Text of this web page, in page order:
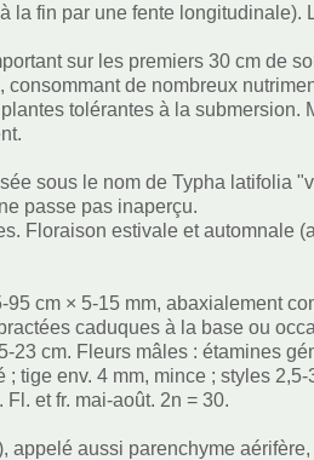
la fin par une fente longitudinale).
sur les premiers 30 cm de
de nombreux
tolérantes à la submersion.
sous le nom de Typha latifolia
passe pas inaperçu.
Floraison estivale et automnale
cm × 5-15 mm, abaxialement
caduques à la base ou
cm. Fleurs mâles : étamines
tige env. 4 mm, mince ; styles
et fr. mai-août. 2n = 30.
appelé aussi parenchyme